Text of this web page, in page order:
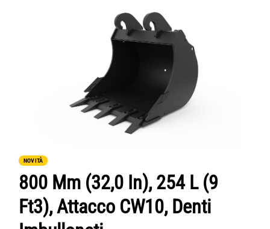
NOVITÀ
800 Mm (32,0 In), 254 L (9
Ft3), Attacco CW10, Denti